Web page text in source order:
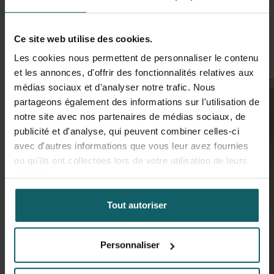
Ce site web utilise des cookies.
Les cookies nous permettent de personnaliser le contenu
et les annonces, d'offrir des fonctionnalités relatives aux
médias sociaux et d'analyser notre trafic. Nous
partageons également des informations sur l'utilisation de
notre site avec nos partenaires de médias sociaux, de
publicité et d'analyse, qui peuvent combiner celles-ci
avec d'autres informations que vous leur avez fournies
ou qu'ils ont collectées lors de votre utilisation de leurs
Tout autoriser
Personnaliser
Nouvelles similaires